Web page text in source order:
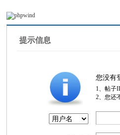
提示信息
您没有
1、帖子
2、您还